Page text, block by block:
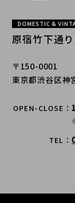
DOMESTIC &
原宿竹下通
〒150-0001
東京都渋谷区神
OPEN-CLOSE
TEL